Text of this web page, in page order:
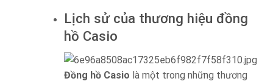
Lịch sử của thương hiệu đồng
hồ Casio
Đồng hồ Casio là một trong những thương